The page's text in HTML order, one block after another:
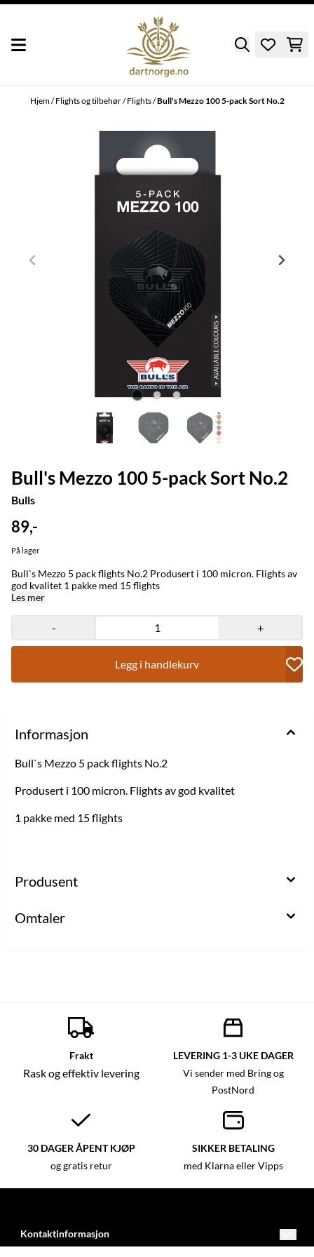
Hjem/Flights og tilbehør/Flights/Bull's Mezzo 100 5-pack Sort No.2
Bull's Mezzo 100 5-pack Sort No.2
Bulls
89,-
På lager
Bull`s Mezzo 5 pack flights No.2 Produsert i 100 micron. Flights av
god kvalitet 1 pakke med 15 flights
Les mer
- +
Legg i handlekurv
Informasjon
Bull`s Mezzo 5 pack flights No.2
Produsert i 100 micron. Flights av god kvalitet
1 pakke med 15 flights
Produsent
Omtaler
Frakt
Rask og effektiv levering
LEVERING 1-3 UKE DAGER
Vi sender med Bring og
PostNord
30 DAGER ÅPENT KJØP
og gratis retur
SIKKER BETALING
med Klarna eller Vipps
Kontaktinformasjon